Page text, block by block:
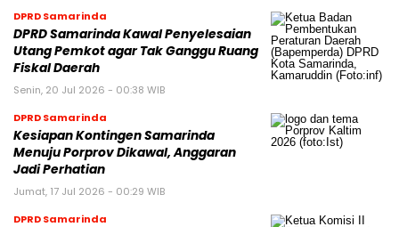
DPRD Samarinda
DPRD Samarinda Kawal Penyelesaian
Utang Pemkot agar Tak Ganggu Ruang
Fiskal Daerah
Senin, 20 Jul 2026 - 00:38 WIB
DPRD Samarinda
Kesiapan Kontingen Samarinda
Menuju Porprov Dikawal, Anggaran
Jadi Perhatian
Jumat, 17 Jul 2026 - 00:29 WIB
DPRD Samarinda